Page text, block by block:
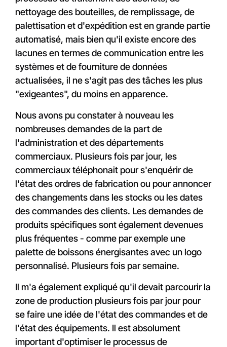
nettoyage des bouteilles, de remplissage, de
palettisation et d'expédition est en grande partie
automatisé, mais bien qu'il existe encore des
lacunes en termes de communication entre les
systèmes et de fourniture de données
actualisées, il ne s'agit pas des tâches les plus
"exigeantes", du moins en apparence.
Nous avons pu constater à nouveau les
nombreuses demandes de la part de
l'administration et des départements
commerciaux. Plusieurs fois par jour, les
commerciaux téléphonait pour s'enquérir de
l'état des ordres de fabrication ou pour annoncer
des changements dans les stocks ou les dates
des commandes des clients. Les demandes de
produits spécifiques sont également devenues
plus fréquentes - comme par exemple une
palette de boissons énergisantes avec un logo
personnalisé. Plusieurs fois par semaine.
Il m'a également expliqué qu'il devait parcourir la
zone de production plusieurs fois par jour pour
se faire une idée de l'état des commandes et de
l'état des équipements. Il est absolument
important d'optimiser le processus de